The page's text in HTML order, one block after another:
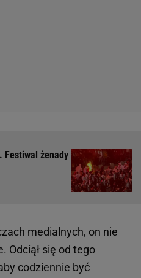
Festiwal żenady
medialnych, on nie
Odciął się od tego
codziennie być